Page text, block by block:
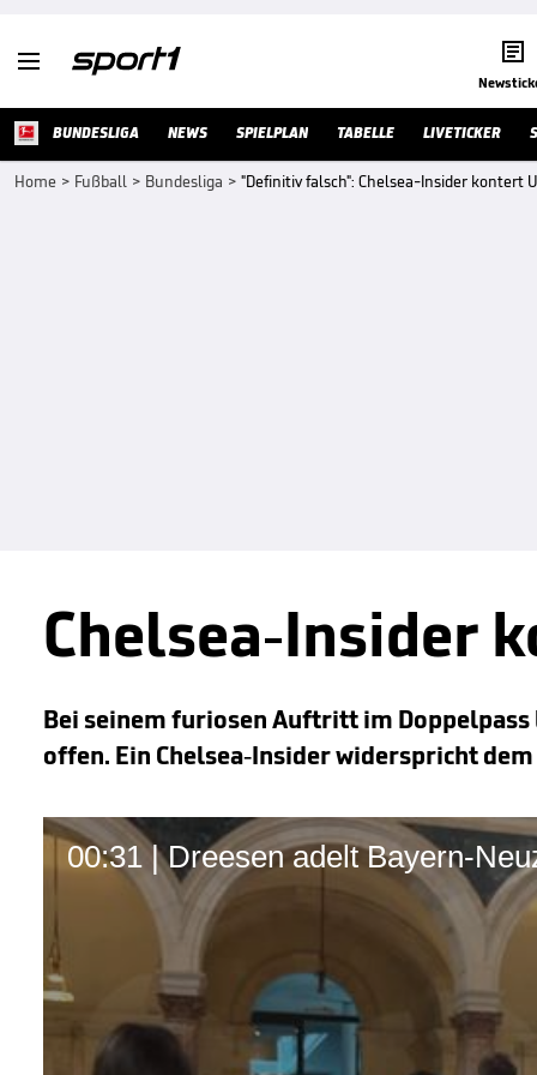
 
BUNDESLIGA NEWS SPIELPLAN TABELLE LIVETICKER
Home > Fußball > Bundesliga > "Definitiv falsch": Chelsea-Insider kontert
Chelsea-Insider
Bei seinem furiosen Auftritt im
offen. Ein Chelsea-Insider widerspricht
00:31 | Dreesen adelt Bayern-